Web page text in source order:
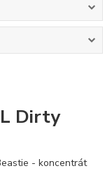
Dirty
- koncentrát